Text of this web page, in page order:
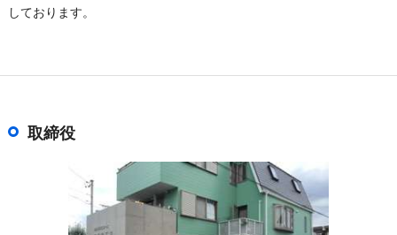
しております。
取締役